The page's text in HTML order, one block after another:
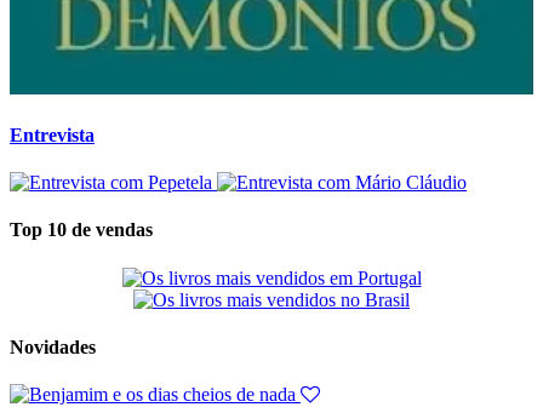
Entrevista
Top 10 de vendas
Novidades